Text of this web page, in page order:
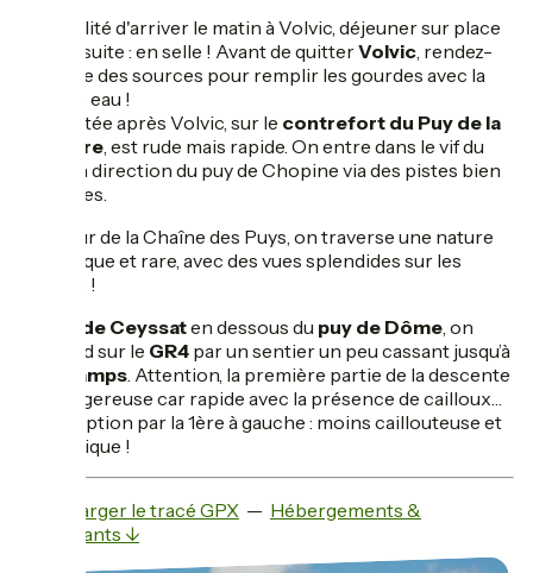
Possibilité d'arriver le matin à Volvic, déjeuner sur place
puis ensuite : en selle ! Avant de quitterVolvic, rendez-
vous rue des sources pour remplir les gourdes avec la
célèbre eau !
La montée après Volvic, sur le contrefort du Puy de la
Bannière, est rude mais rapide. On entre dans le vif du
sujet en direction du puy de Chopine via des pistes bien
roulantes.
Au cœur de la Chaîne des Puys, on traverse une nature
magnifique et rare, avec des vues splendides sur les
volcans !
col de Ceyssaten dessous du puy de Dôme, on
descend sur le GR4 par un sentier un peu cassant jusqu’à
Laschamps. Attention, la première partie de la descente
est dangereuse car rapide avec la présence de cailloux…
Autre option par la 1ère à gauche : moins caillouteuse et
très ludique !
Télécharger le tracé GPX — Hébergements &
restaurants ↓